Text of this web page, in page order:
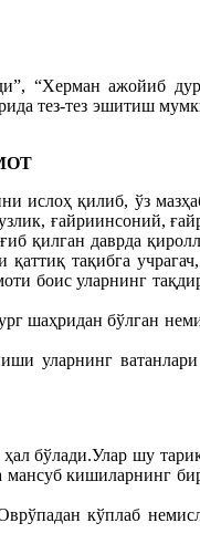
“Херман ажойиб
тез-тез эшитиш
қилиб, ўз
ғайриинсоний,
қилган даврда
тақибга учрагач,
боис уларнинг
шаҳридан бўлган
уларнинг
бўлади.Улар шу
кишиларнинг
кўплаб